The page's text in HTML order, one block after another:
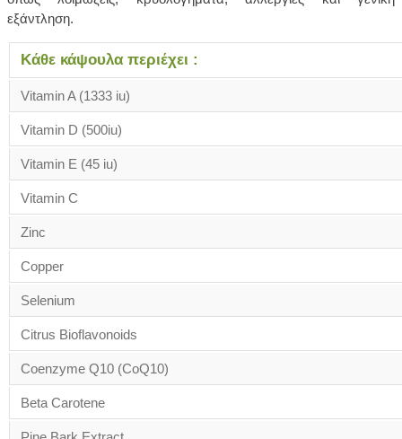
εξάντληση.
Κάθε κάψουλα περιέχει :
Vitamin A (1333 iu)
Vitamin D (500iu)
Vitamin E (45 iu)
Vitamin C
Zinc
Copper
Selenium
Citrus Bioflavonoids
Coenzyme Q10 (CoQ10)
Beta Carotene